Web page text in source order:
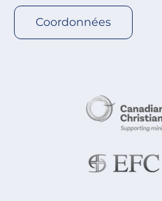
Coordonnées